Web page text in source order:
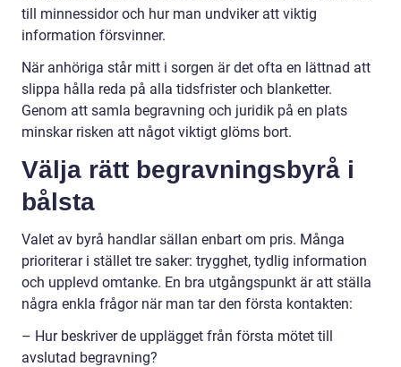
till minnessidor och hur man undviker att viktig
information försvinner.
När anhöriga står mitt i sorgen är det ofta en lättnad att
slippa hålla reda på alla tidsfrister och blanketter.
Genom att samla begravning och juridik på en plats
minskar risken att något viktigt glöms bort.
Välja rätt begravningsbyrå i
bålsta
Valet av byrå handlar sällan enbart om pris. Många
prioriterar i stället tre saker: trygghet, tydlig information
och upplevd omtanke. En bra utgångspunkt är att ställa
några enkla frågor när man tar den första kontakten:
– Hur beskriver de upplägget från första mötet till
avslutad begravning?